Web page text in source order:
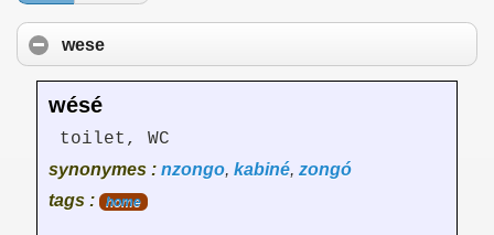
wese
wésé
toilet, WC
synonymes : nzongo, kabiné, zongó
tags :
home